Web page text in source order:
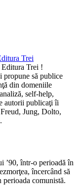
Trei
Trei !
să publice
din domeniile
self-help,
autorii publicaţi îi
Jung, Dolto,
’90, într-o perioadă în
încercând să
perioada comunistă.